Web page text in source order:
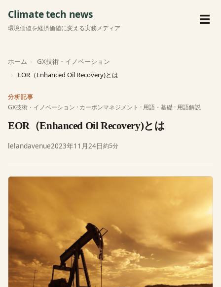
Climate tech news
環境価値を経済価値に変える実務メディア
メ
☰
ホーム
GX技術・イノベーション
EOR（Enhanced Oil Recovery)とは
分析記事
GX技術・イノベーション · カーボンマネジメント ·用語・基礎 ·用語解説
EOR（Enhanced Oil Recovery)とは
lelandavenue2023年11月24日約5分